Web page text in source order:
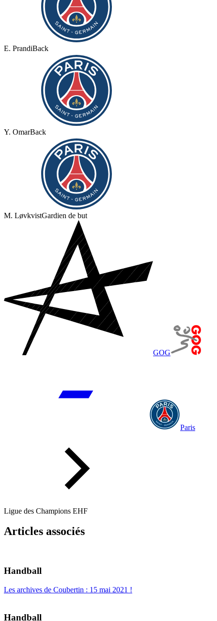
E. PrandiBack
Y. OmarBack
M. LøvkvistGardien de but
GOG
Paris
Ligue des Champions EHF
Articles associés
Handball
Les archives de Coubertin : 15 mai 2021 !
Handball